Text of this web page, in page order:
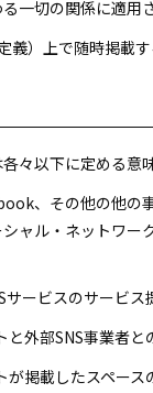
一切の関係に適用さ
義）上で随時掲載
々以下に定める意
、その他の他
ャル・ネットワ
ービスのサービス
外部SNS事業者と
掲載したスペー